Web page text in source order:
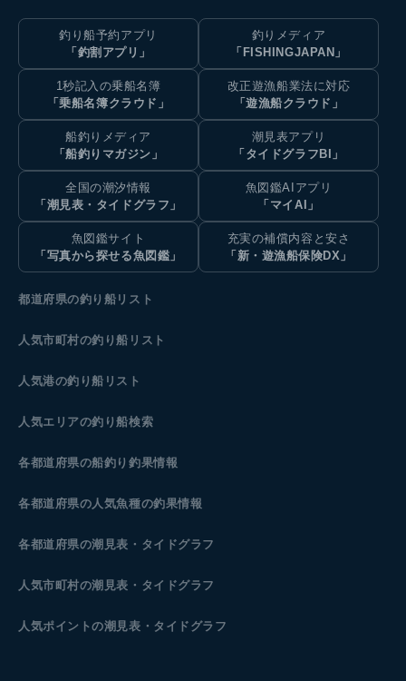
釣り船予約アプリ
「釣割アプリ」
釣りメディア
「FISHINGJAPAN」
1秒記入の乗船名簿
「乗船名簿クラウド」
改正遊漁船業法に対応
「遊漁船クラウド」
船釣りメディア
「船釣りマガジン」
潮見表アプリ
「タイドグラフBI」
全国の潮汐情報
「潮見表・タイドグラフ」
魚図鑑AIアプリ
「マイAI」
魚図鑑サイト
「写真から探せる魚図鑑」
充実の補償内容と安さ
「新・遊漁船保険DX」
都道府県の釣り船リスト
人気市町村の釣り船リスト
人気港の釣り船リスト
人気エリアの釣り船検索
各都道府県の船釣り釣果情報
各都道府県の人気魚種の釣果情報
各都道府県の潮見表 ・タイドグラフ
人気市町村の潮見表・タイドグラフ
人気ポイントの潮見表・タイドグラフ